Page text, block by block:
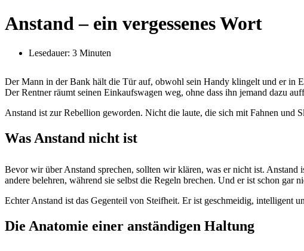
Anstand – ein vergessenes Wort
Lesedauer: 3 Minuten
Der Mann in der Bank hält die Tür auf, obwohl sein Handy klingelt und er in
Der Rentner räumt seinen Einkaufswagen weg, ohne dass ihn jemand dazu
Anstand ist zur Rebellion geworden. Nicht die laute, die sich mit Fahnen und
Was Anstand nicht ist
Bevor wir über Anstand sprechen, sollten wir klären, was er nicht ist.
andere belehren, während sie selbst die Regeln brechen. Und er ist schon gar
Echter Anstand ist das Gegenteil von Steifheit. Er ist geschmeidig, intelligent
Die Anatomie einer anständigen Haltung